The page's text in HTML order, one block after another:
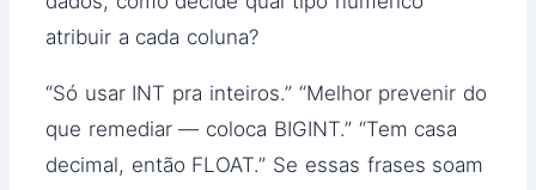
atribuir a cada coluna?
“Só usar INT pra inteiros.” “Melhor prevenir do
que remediar — coloca BIGINT.” “Tem casa
decimal, então FLOAT.” Se essas frases soam